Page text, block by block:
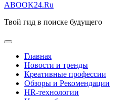
ABOOK24.Ru
Твой гид в поиске будущего
Главная
Новости и тренды
Креативные профессии
Обзоры и Рекомендации
HR‑технологии